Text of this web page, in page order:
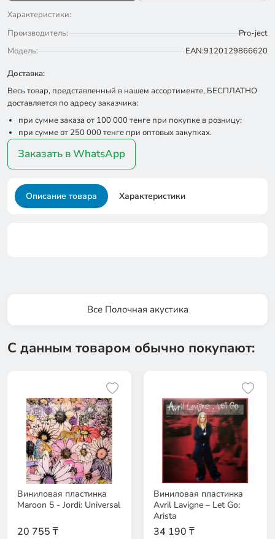
Характеристики:
Производитель:
Pro-ject
Модель:
EAN:9120129866620
Доставка:
Весь товар, представленный в нашем ассортименте, БЕСПЛАТНО
доставляется по адресу заказчика:
при сумме заказа от 100 000 тенге при покупке в розницу;
при сумме от 250 000 тенге при оптовых закупках.
Заказать в WhatsApp
Описание товара Характеристики
Все Полочная акустика
С данным товаром обычно покупают:
Виниловая пластинка
Maroon 5 - Jordi: Universal
20 755 ₸
Виниловая пластинка
Avril Lavigne – Let Go:
Arista
34 190 ₸